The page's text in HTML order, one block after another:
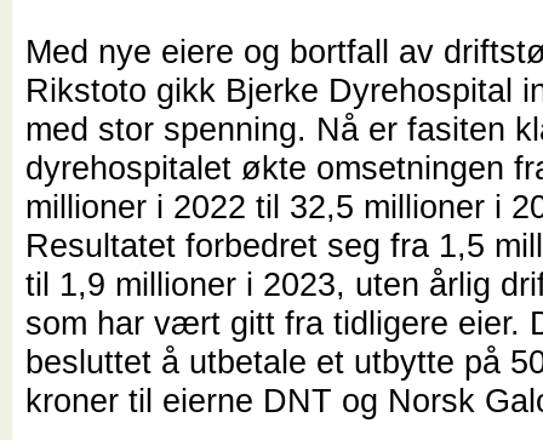
Med nye eiere og bortfall av
Rikstoto gikk Bjerke Dyrehospital
med stor spenning. Nå er fasiten
dyrehospitalet økte omsetningen
millioner i 2022 til 32,5 millioner i
Resultatet forbedret seg fra 1,5
til 1,9 millioner i 2023, uten årlig
som har vært gitt fra tidligere eier.
besluttet å utbetale et utbytte på
kroner til eierne DNT og Norsk